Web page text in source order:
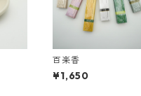
百楽香
¥1,650